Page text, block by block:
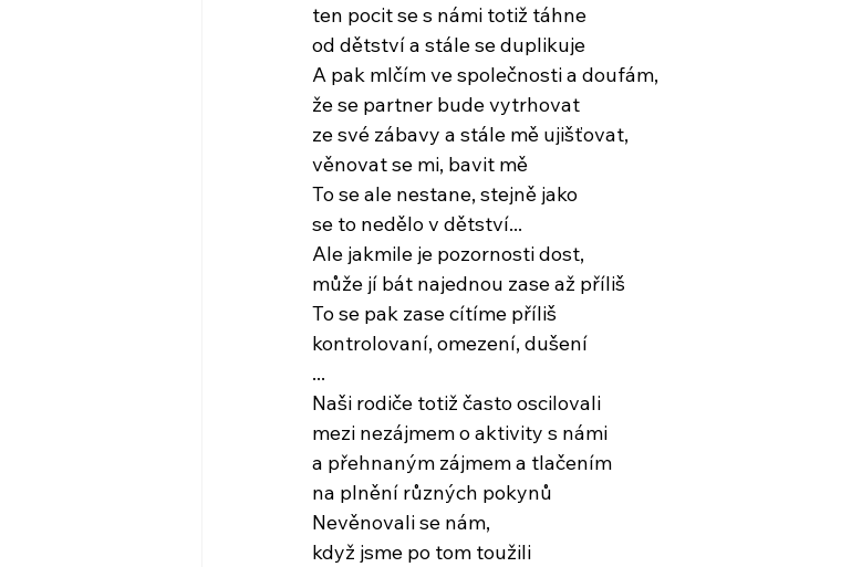
ten pocit se s námi totiž táhne
od dětství a stále se duplikuje
A pak mlčím ve společnosti a doufám,
že se partner bude vytrhovat
ze své zábavy a stále mě ujišťovat,
věnovat se mi, bavit mě
To se ale nestane, stejně jako
se to nedělo v dětství...
Ale jakmile je pozornosti dost,
může jí bát najednou zase až příliš
To se pak zase cítíme příliš
kontrolovaní, omezení, dušení
...
Naši rodiče totiž často oscilovali
mezi nezájmem o aktivity s námi
a přehnaným zájmem a tlačením
na plnění různých pokynů
Nevěnovali se nám,
když jsme po tom toužili